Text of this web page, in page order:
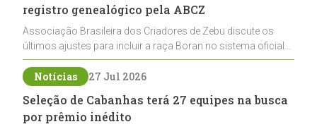
registro genealógico pela ABCZ
Associação Brasileira dos Criadores de Zebu discute os
últimos ajustes para incluir a raça Boran no sistema oficial
de registros, abrindo caminho para sua expansão na
pecuária nacional
Notícias 27 Jul 2026
Seleção de Cabanhas terá 27 equipes na busca
por prêmio inédito